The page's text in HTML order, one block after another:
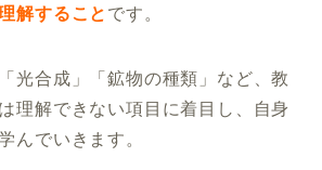
解すること です。
光合成」「鉱物の種類」など、教
理解できない項目に着目し、自身
んでいきます。